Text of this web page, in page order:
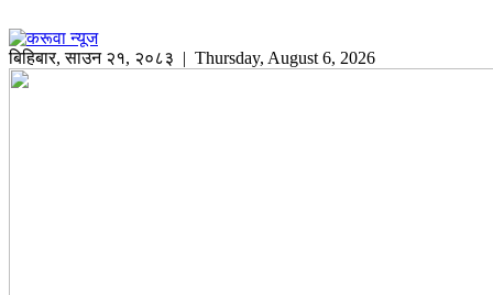
बिहिबार,साउन २१, २०८३ | Thursday, August 6, 2026